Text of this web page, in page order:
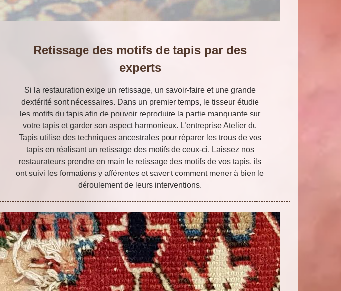
Retissage des motifs de tapis par des
experts
Si la restauration exige un retissage, un savoir-faire et une grande
dextérité sont nécessaires. Dans un premier temps, le tisseur étudie
les motifs du tapis afin de pouvoir reproduire la partie manquante sur
votre tapis et garder son aspect harmonieux. L’entreprise Atelier du
Tapis utilise des techniques ancestrales pour réparer les trous de vos
tapis en réalisant un retissage des motifs de ceux-ci. Laissez nos
restaurateurs prendre en main le retissage des motifs de vos tapis, ils
ont suivi les formations y afférentes et savent comment mener à bien le
déroulement de leurs interventions.